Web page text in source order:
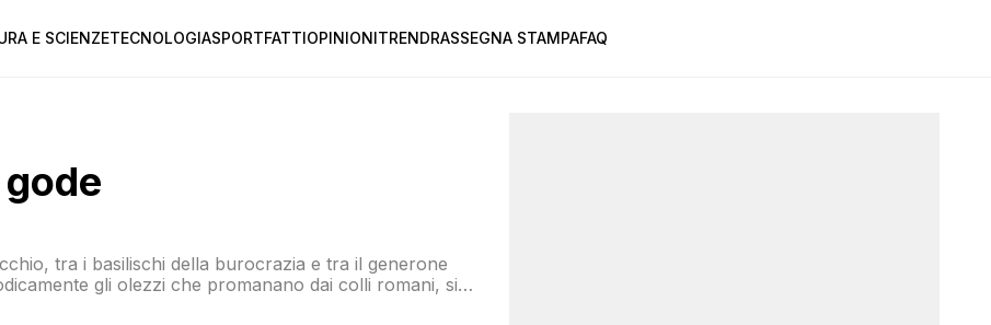
E SCIENZETECNOLOGIASPORTFATTIOPINIONITRENDRASSEGNA STAMPAFAQ
tra i basilischi della burocrazia e tra il generone
gli olezzi che promanano dai colli romani, si